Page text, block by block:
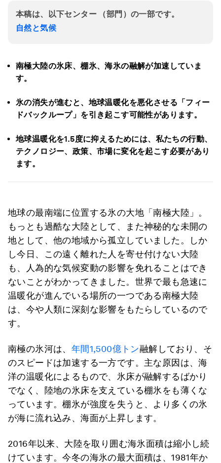
本稿は、以下センター （部門）の一部です。
自然と気候
南極大陸の氷床、棚氷、海氷の融解が加速していま
す。
氷の消失が進むと、地球温暖化を悪化させる「フィー
ドバックループ」を引き起こす可能性があります。
地球温暖化を1.5度に抑えるためには、私たちの行動、
テクノロジー、政策、市場に変化を起こす必要があり
ます。
地球の最南端に位置する氷の大地「南極大陸」。
もっとも過酷な大陸として、また神秘的な未開の
地として、他の地域から孤立していました。しか
し今日、この遠く離れた人を寄せ付けない大陸
も、人為的な気候変動の影響を免れることはでき
ないことがわかってきました。世界で最も急速に
温暖化が進んでいる場所の一つである南極大陸
は、今や人類に深刻な影響をもたらしているので
す。
南極の氷河は、 年間1,500億トン融解しており、そ
のスピードは加速する一方です。主な原因は、海
洋の温暖化によるもので、氷床が融解するばかり
でなく、陸地の氷床を支えている棚氷をも薄くな
っています。棚氷が強度を失うと、より多くの氷
が海に流れ込み、海面が上昇します。
2016年以来、大陸を取り囲む海氷面積は縮小し続
けています。今冬の海氷の最大面積は、1981年か